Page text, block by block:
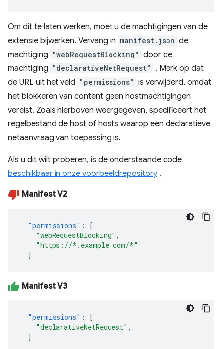
Om dit te laten werken, moet u de machtigingen van de
extensie bijwerken. Vervang in manifest.json de
machtiging "webRequestBlocking" door de
machtiging "declarativeNetRequest"
. Merk op dat
de URL uit het veld "permissions" is verwijderd, omdat
het blokkeren van content geen hostmachtigingen
vereist. Zoals hierboven weergegeven, specificeert het
regelbestand de host of hosts waarop een declaratieve
netaanvraag van toepassing is.
Als u dit wilt proberen, is de onderstaande code
beschikbaar in onze voorbeeldrepository .
Manifest V2
"permissions" :
[
"webRequestBlocking" ,
"https://*.example.com/*"
]
Manifest V3
"permissions" :
[
"declarativeNetRequest" ,
]